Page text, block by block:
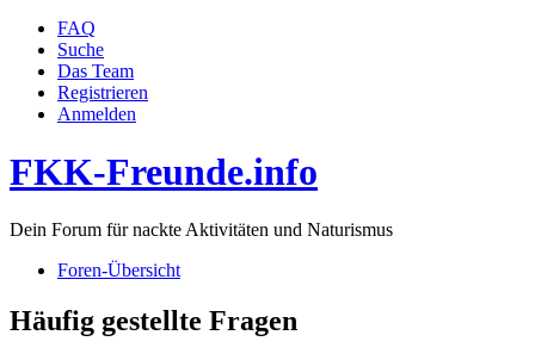
FAQ
Suche
Das Team
Registrieren
Anmelden
FKK-Freunde.info
Dein Forum für nackte Aktivitäten und Naturismus
Foren-Übersicht
Häufig gestellte Fragen